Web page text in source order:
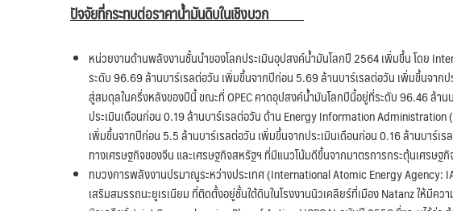
ปัจจัยที่กระทบต่อราคาน้ำมันดิบในเชิงบวก
หน่วยงานด้านพลังงานชั้นนำของโลกประเมินอุปสงค์น้ำมันโลกปี 2564 เพิ่มขึ้น โดย
ระดับ 96.69 ล้านบาร์เรลต่อวัน เพิ่มขึ้นจากปีก่อน 5.69 ล้านบาร์เรลต่อวัน เพิ่มขึ้นจากป
สู่สมดุลในครึ่งหลังของปีนี้ ขณะที่ OPEC คาดอุปสงค์น้ำมันโลกปีนี้อยู่ที่ระดับ 96.46 ล้า
ประเมินเดือนก่อน 0.19 ล้านบาร์เรลต่อวัน ด้าน Energy Information
เพิ่มขึ้นจากปีก่อน 5.5 ล้านบาร์เรลต่อวัน เพิ่มขึ้นจากประเมินเดือนก่อน 0.16 ล้านบาร์เ
ทางเศรษฐกิจของจีน และเศรษฐกิจสหรัฐฯ ที่มีแนวโน้มดีขึ้นจากมาตรการกระตุ้นเศรษฐ
ทบวงการพลังงานปรมาณูระหว่างประเทศ (International Atomic Energy Agency:
เสริมสมรรถนะยูเรเนียม ที่ติดตั้งอยู่ชั้นใต้ดินในโรงงานนิวเคลียร์ที่เมือง Natanz ให้มีค